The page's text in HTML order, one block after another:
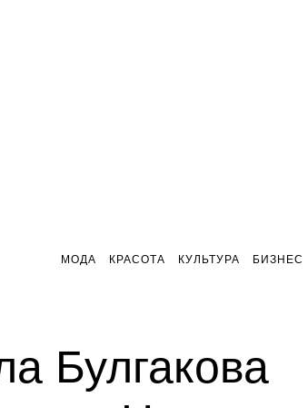
МОДА КРАСОТА КУЛЬТУРА БИЗНЕС
Булгакова